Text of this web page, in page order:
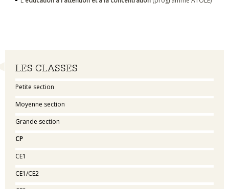
Navigation
LES CLASSES
Petite section
Moyenne section
Grande section
CP
CE1
CE1/CE2